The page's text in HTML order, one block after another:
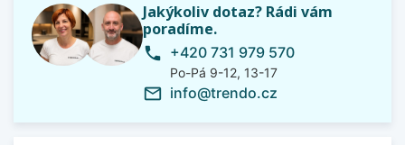
Jakýkoliv dotaz? Rádi vám
poradíme.
phone +420 731 979 570
Po-Pá 9-12, 13-17
mail_outline info@trendo.cz